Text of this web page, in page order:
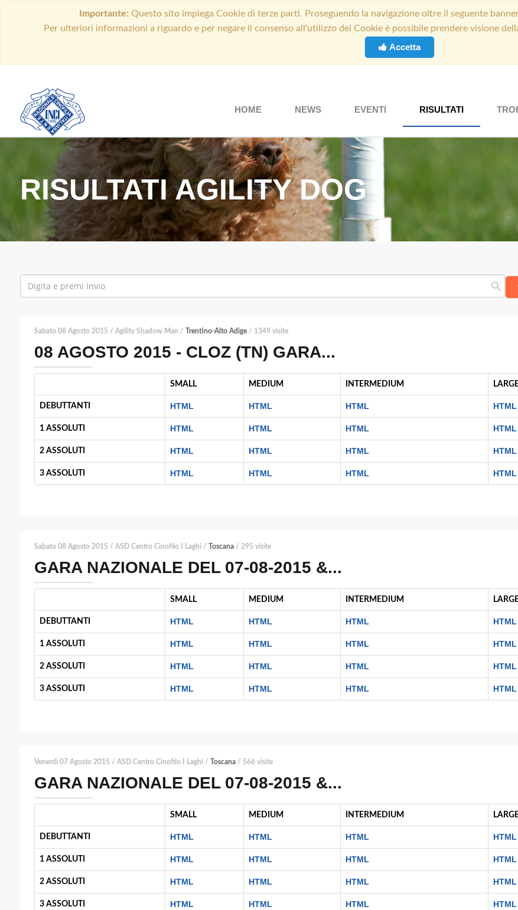
Importante: Questo sito impiega Cookie di terze parti. Proseguendo la navigazione oltre il seguente
Per ulteriori informazioni a riguardo e per negare il consenso all'utilizzo dei Cookie è possibile prendere visione
Accetta
HOME NEWS EVENTI RISULTATI
RISULTATI AGILITY DOG
Sabato 08 Agosto 2015 / Agility Shadow Man / Trentino-Alto Adige/ 1349 visite
08 AGOSTO 2015 - CLOZ (TN) GARA...
SMALL MEDIUM INTERMEDIUM
DEBUTTANTI HTML HTML HTML HTML
1 ASSOLUTI HTML HTML HTML HTML
2 ASSOLUTI HTML HTML HTML HTML
3 ASSOLUTI HTML HTML HTML HTML
Sabato 08 Agosto 2015 / ASD Centro Cinofilo I Laghi / Toscana/ 295 visite
GARA NAZIONALE DEL 07-08-2015 &...
SMALL MEDIUM INTERMEDIUM
DEBUTTANTI HTML HTML HTML HTML
1 ASSOLUTI HTML HTML HTML HTML
2 ASSOLUTI HTML HTML HTML HTML
3 ASSOLUTI HTML HTML HTML HTML
Venerdì 07 Agosto 2015 / ASD Centro Cinofilo I Laghi / Toscana/ 566 visite
GARA NAZIONALE DEL 07-08-2015 &...
SMALL MEDIUM INTERMEDIUM
DEBUTTANTI HTML HTML HTML HTML
1 ASSOLUTI HTML HTML HTML HTML
2 ASSOLUTI HTML HTML HTML HTML
3 ASSOLUTI HTML HTML HTML HTML